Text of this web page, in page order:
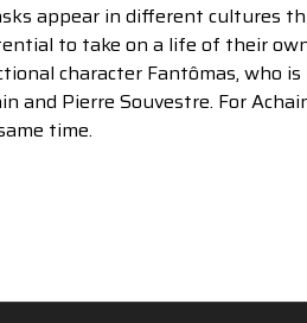
appear in different cultures
to take on a life of their
character Fantômas, who
and Pierre Souvestre. For
time.